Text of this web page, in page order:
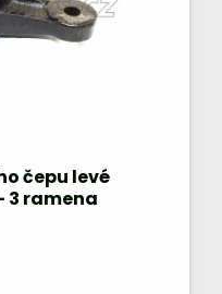
čepu levé
3 ramena